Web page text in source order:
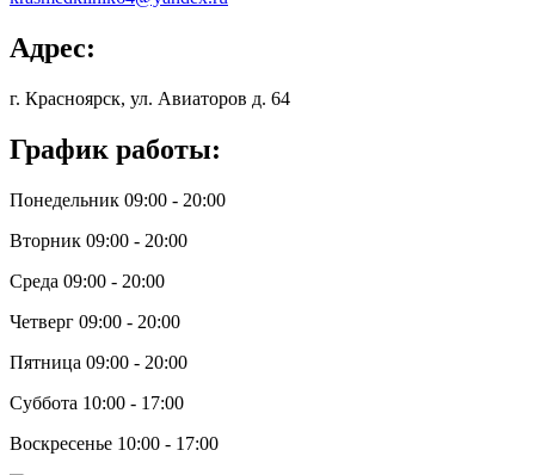
Адрес:
г. Красноярск, ул. Авиаторов д. 64
График работы:
Понедельник 09:00 - 20:00
Вторник 09:00 - 20:00
Среда 09:00 - 20:00
Четверг 09:00 - 20:00
Пятница 09:00 - 20:00
Суббота 10:00 - 17:00
Воскресенье 10:00 - 17:00